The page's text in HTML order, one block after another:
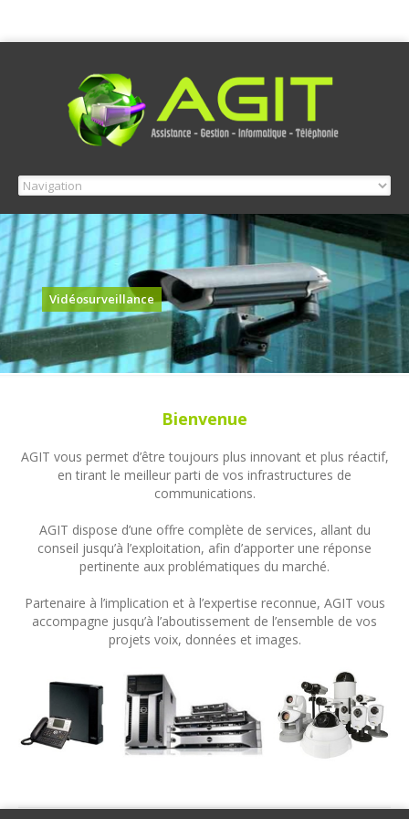
Vidéosurveillance
Bienvenue
AGIT vous permet d’être toujours plus innovant et plus réactif,
en tirant le meilleur parti de vos infrastructures de
communications.
AGIT dispose d’une offre complète de services, allant du
conseil jusqu’à l’exploitation, afin d’apporter une réponse
pertinente aux problématiques du marché.
Partenaire à l’implication et à l’expertise reconnue, AGIT vous
accompagne jusqu’à l’aboutissement de l’ensemble de vos
projets voix, données et images.